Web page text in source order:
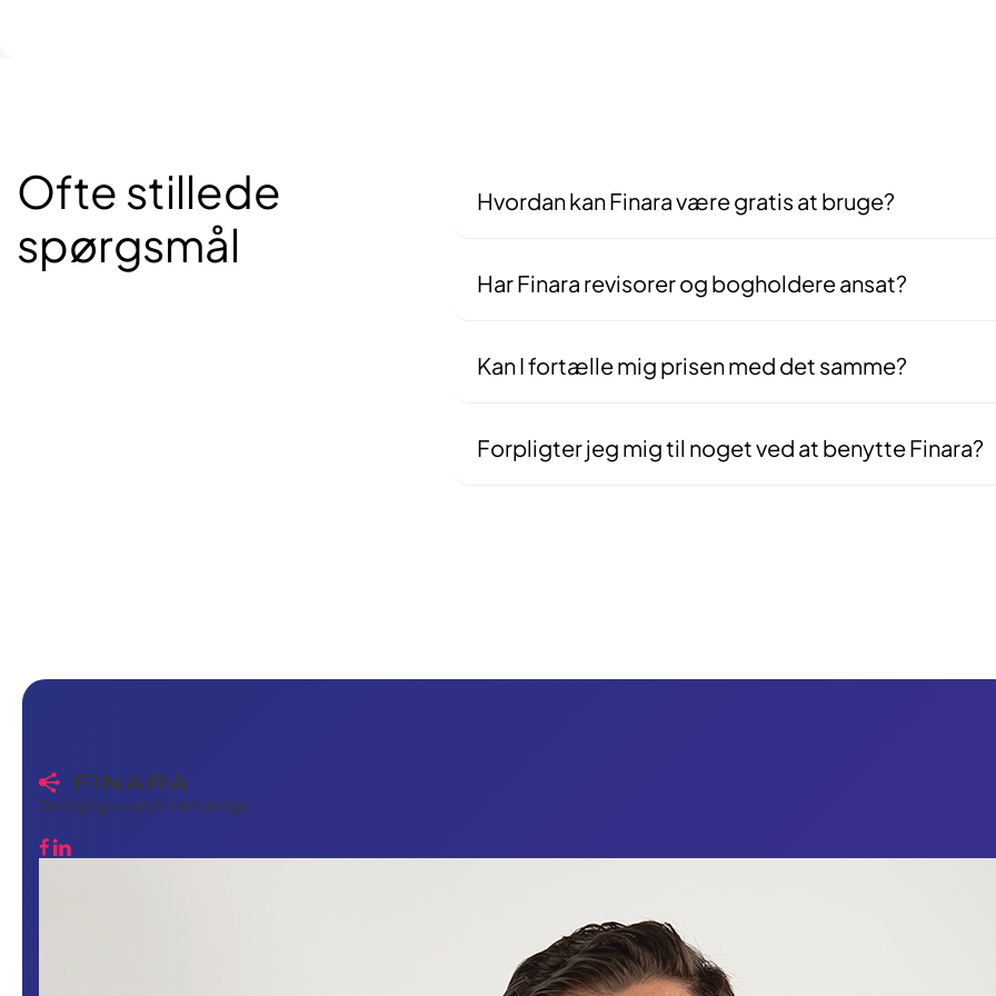
Ofte stillede
spørgsmål
Hvordan kan Finara være gratis at bruge?
Har Finara revisorer og bogholdere ansat?
Kan I fortælle mig prisen med det samme?
Forpligter jeg mig til noget ved at benytte Finara?
Det rigtige match. Helt ærligt.